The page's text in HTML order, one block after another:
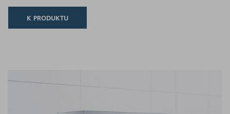
K PRODUKTU